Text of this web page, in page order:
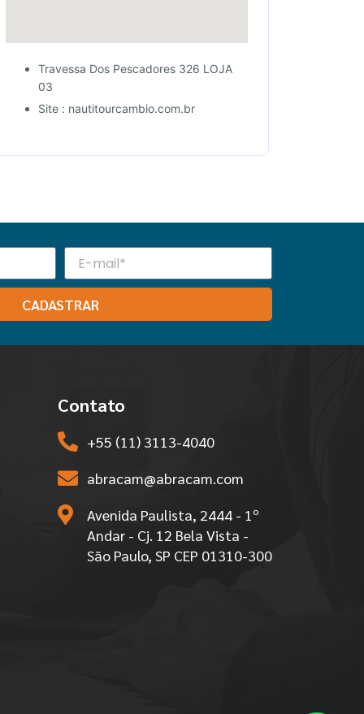
Travessa Dos Pescadores 326 LOJA
03
Site : nautitourcambio.com.br
CADASTRAR
Contato
+55 (11) 3113-4040
abracam@abracam.com
Avenida Paulista, 2444 - 1º
Andar - Cj. 12 Bela Vista -
São Paulo, SP CEP 01310-300